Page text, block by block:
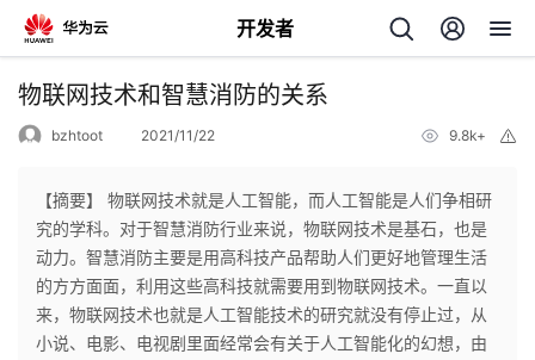
开发者
返
个
人
我
物联网技术和智慧消防的关系
bzhtoot 2021/11/22 9.8k+
【摘要】 物联网技术就是人工智能，而人工智能是人们争相研
究的学科。对于智慧消防行业来说，物联网技术是基石，也是
动力。智慧消防主要是用高科技产品帮助人们更好地管理生活
的方方面面，利用这些高科技就需要用到物联网技术。一直以
来，物联网技术也就是人工智能技术的研究就没有停止过，从
小说、电影、电视剧里面经常会有关于人工智能化的幻想，由